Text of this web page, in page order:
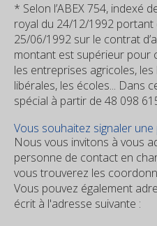
* Selon l’ABEX 754, indexé
royal du 24/12/1992 portant
25/06/1992 sur le contrat
montant est supérieur pour
les entreprises agricoles,
libérales, les écoles... Dans
spécial à partir de 48 098
Vous souhaitez signaler une
Nous vous invitons à vous
personne de contact en
vous trouverez les
Vous pouvez également
écrit à l'adresse suivante :